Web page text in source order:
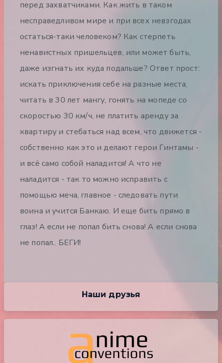
перед захватчиками. Как жить в таком
несправедливом мире и при всех невзгодах
остаться-таки человеком? Как стерпеть
ненавистных пришельцев, или может быть,
даже изгнать их куда подальше? Ответ прост:
искать приключения себе на разные места,
читать в 30 лет мангу, гонять на мопеде со
скоростью 30 км/ч, не платить аренду за
квартиру и стебаться над всем, что движется -
собственно как это и делают герои Гинтамы -
и всё само собой наладится! А что не
наладится - так то можно исправить с
помощью меча, главное - следовать пути
воина и учится Банкаю. И еще бить прямо в
глаз! А если не попал бить снова! А если снова
не попал.. БЕГИ!
Наши друзья